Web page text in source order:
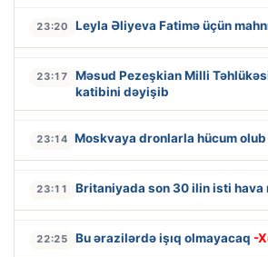
23:20 Leyla Əliyeva Fatimə üçün
23:17
Məsud Pezeşkian Milli
katibini dəyişib
23:14 Moskvaya dronlarla hücum olub
23:11 Britaniyada son 30 ilin isti hava
22:25 Bu ərazilərdə işıq olmayacaq -